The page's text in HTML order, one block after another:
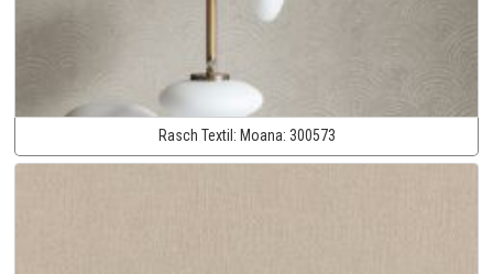
Rasch Textil: Moana: 300573